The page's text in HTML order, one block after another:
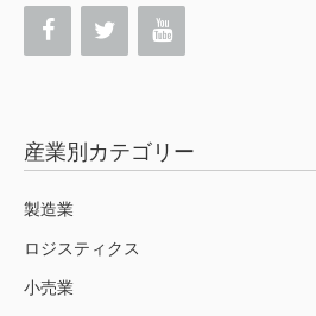
産業別カテゴリー
製造業
ロジスティクス
小売業